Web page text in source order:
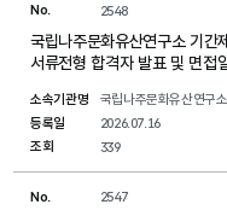
No. 2548
국립나주문화유산연구소 기간
서류전형 합격자 발표 및 면접
소속기관명
국립나주문화유산연구소
등록일
2026.07.16
조회
339
No. 2547